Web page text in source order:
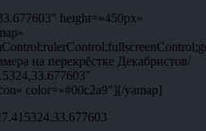
height=»450px»
на перекрёстке Декабристов/
color=»#00c2a9″][/yamap]